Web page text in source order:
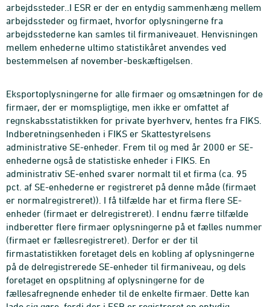
arbejdssteder..I ESR er der en entydig sammenhæng mellem
arbejdssteder og firmaet, hvorfor oplysningerne fra
arbejdsstederne kan samles til firmaniveauet. Henvisningen
mellem enhederne ultimo statistikåret anvendes ved
bestemmelsen af november-beskæftigelsen.
Eksportoplysningerne for alle firmaer og omsætningen for de
firmaer, der er momspligtige, men ikke er omfattet af
regnskabsstatistikken for private byerhverv, hentes fra FIKS.
Indberetningsenheden i FIKS er Skattestyrelsens
administrative SE-enheder. Frem til og med år 2000 er SE-
enhederne også de statistiske enheder i FIKS. En
administrativ SE-enhed svarer normalt til et firma (ca. 95
pct. af SE-enhederne er registreret på denne måde (firmaet
er normalregistreret)). I få tilfælde har et firma flere SE-
enheder (firmaet er delregistreret). I endnu færre tilfælde
indberetter flere firmaer oplysningerne på et fælles nummer
(firmaet er fællesregistreret). Derfor er der til
firmastatistikken foretaget dels en kobling af oplysningerne
på de delregistrerede SE-enheder til firmaniveau, og dels
foretaget en opsplitning af oplysningerne for de
fællesafregnende enheder til de enkelte firmaer. Dette kan